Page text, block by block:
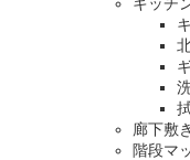
廊下敷き
階段マ